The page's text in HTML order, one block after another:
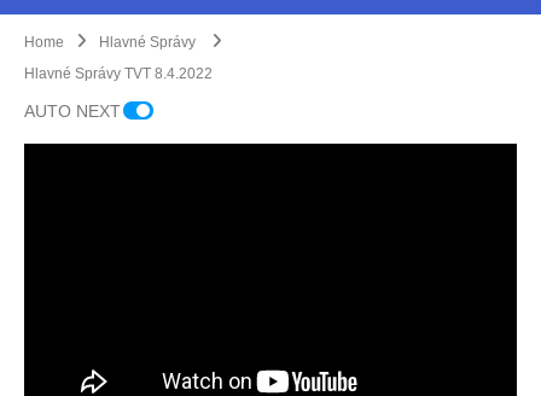
Home
Hlavné Správy
Hlavné Správy TVT 8.4.2022
AUTO NEXT